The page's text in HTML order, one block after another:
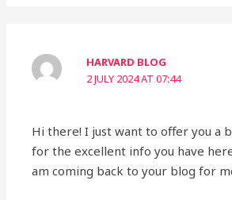
HARVARD BLOG
2 JULY 2024 AT 07:44
Hi there! I just want to offer you a
for the excellent info you have
am coming back to your blog for